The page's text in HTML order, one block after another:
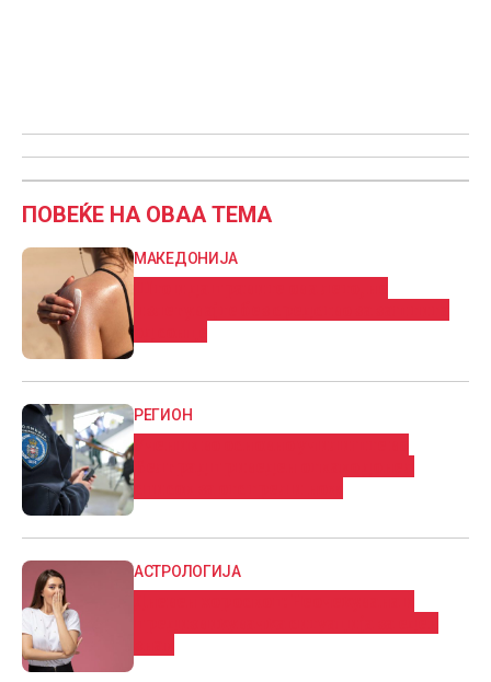
ПОВЕЌЕ НА ОВАА ТЕМА
МАКЕДОНИЈА
РЕГИОН
АСТРОЛОГИЈА